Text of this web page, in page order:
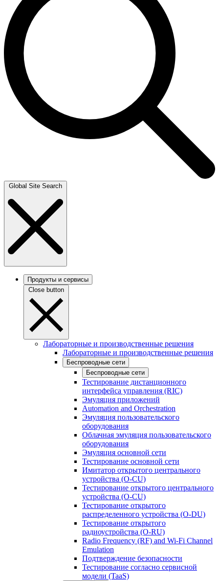
Global Site Search
Продукты и сервисы
Close button
Лабораторные и производственные решения
Лабораторные и производственные решения
Беспроводные сети
Беспроводные сети
Тестирование дистанционного
интерфейса управления (RIC)
Эмуляция приложений
Automation and Orchestration
Эмуляция пользовательского
оборудования
Облачная эмуляция пользовательского
оборудования
Эмуляция основной сети
Тестирование основной сети
Имитатор открытого центрального
устройства (O-CU)
Тестирование открытого центрального
устройства (O-CU)
Тестирование открытого
распределенного устройства (O-DU)
Тестирование открытого
радиоустройства (O-RU)
Radio Frequency (RF) and Wi-Fi Channel
Emulation
Подтверждение безопасности
Тестирование согласно сервисной
модели (TaaS)